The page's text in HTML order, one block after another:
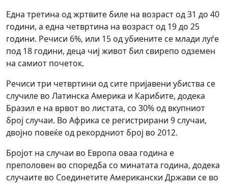
Една третина од жртвите биле на возраст од 31 до 40
години, а една четвртина на возраст од 19 до 25
години. Речиси 6%, или 15 од убиените се млади луѓе
под 18 години, деца чиј живот бил свирепо одземен
на самиот почеток.
Речиси три четвртини од сите пријавени убиства се
случиле во Латинска Америка и Карибите, додека
Бразил е на врвот во листата, со 30% од вкупниот
број случаи. Во Африка се регистрирани 9 случаи,
двојно повеќе од рекордниот број во 2012.
Бројот на случаи во Европа оваа година е
преполовен во споредба со минатата година, додека
случаите во Соединетите Американски Држави се во